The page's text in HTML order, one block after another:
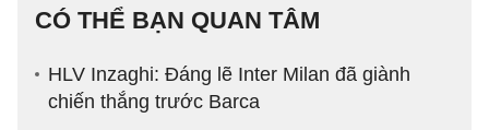
CÓ THỂ BẠN QUAN TÂM
HLV Inzaghi: Đáng lẽ Inter Milan đã giành
chiến thắng trước Barca